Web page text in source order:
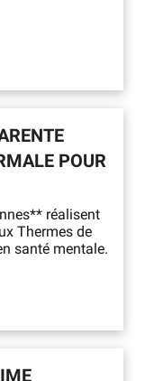
POUR
réalisent
Thermes de
santé mentale.